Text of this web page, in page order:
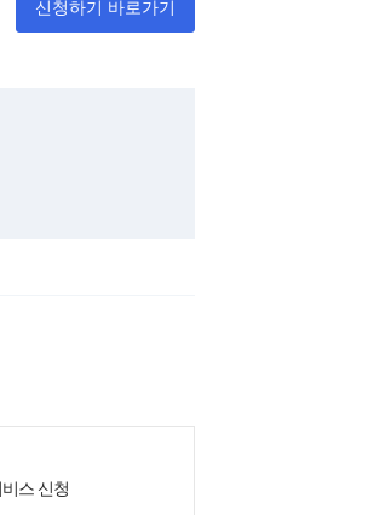
신청하기 바로가기